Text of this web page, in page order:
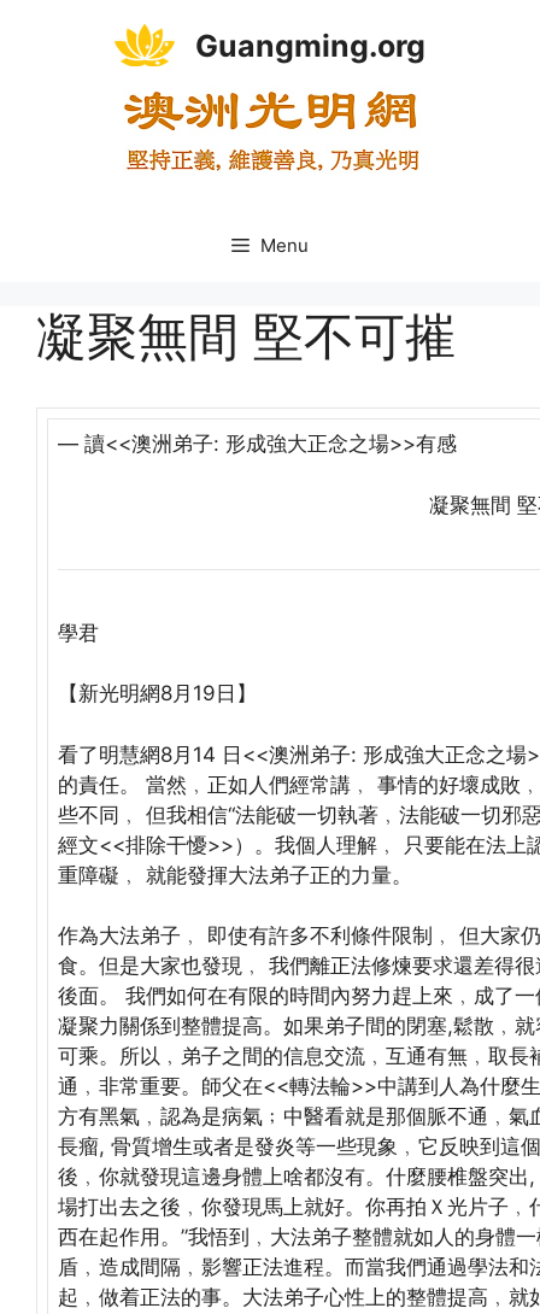
Guangming.org
Menu
凝聚無間 堅不可摧
— 讀<<澳洲弟子: 形成強大正念之場>>有感
凝聚無間
學君
【新光明網8月19日】
看了明慧網8月14 日<<澳洲弟子: 形成強大正念之
的責任。 當然﹐正如人們經常講﹐ 事情的好壞成敗
些不同﹐ 但我相信“法能破一切執著﹐法能破一切邪
經文<<排除干懮>>）。我個人理解﹐ 只要能在法上
重障礙﹐ 就能發揮大法弟子正的力量。
作為大法弟子﹐ 即使有許多不利條件限制﹐ 但大家
食。但是大家也發現﹐ 我們離正法修煉要求還差得
後面。 我們如何在有限的時間內努力趕上來﹐成了
凝聚力關係到整體提高。如果弟子間的閉塞,鬆散﹐
可乘。所以﹐弟子之間的信息交流﹐互通有無﹐取
通﹐非常重要。師父在<<轉法輪>>中講到人為什麼
方有黑氣﹐認為是病氣﹔中醫看就是那個脈不通﹐
長瘤, 骨質增生或者是發炎等一些現象﹐它反映到這
後﹐你就發現這邊身體上啥都沒有。什麼腰椎盤突
場打出去之後﹐你發現馬上就好。你再拍Ｘ光片子
西在起作用。”我悟到﹐大法弟子整體就如人的身體
盾﹐造成間隔﹐影響正法進程。而當我們通過學法
起﹐做着正法的事。大法弟子心性上的整體提高﹐